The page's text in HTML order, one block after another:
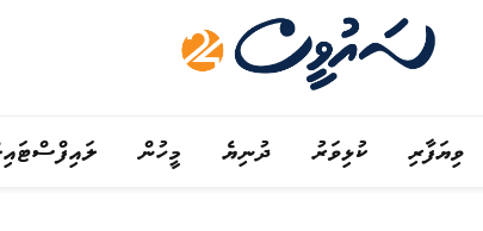
ވިޔަފާރި ކުޅިވަރު ދުނިޔެ މީހުން